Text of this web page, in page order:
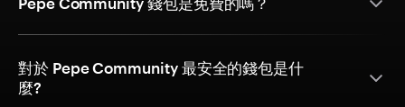
對於 Pepe Community 最安全的錢包是什
麼?